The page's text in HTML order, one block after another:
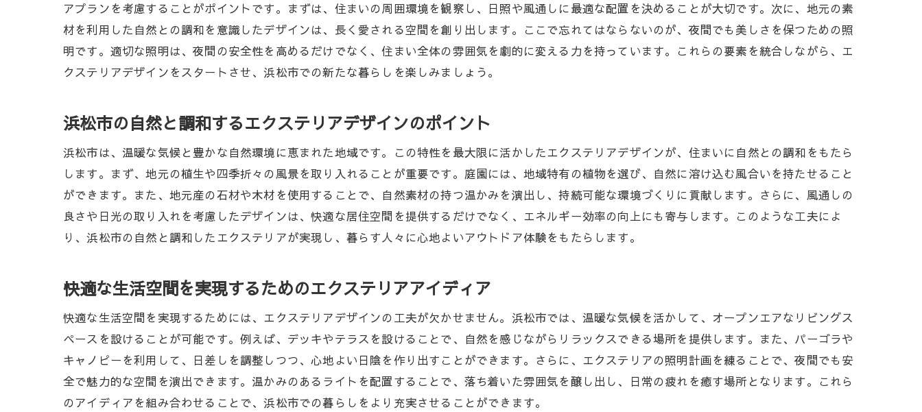
浜松市で注目のエクステリアスタイルとその魅力
浜松市で実現するエクステリアの最新トレンドとその効果
エクステリアの最新トレンドで得られる効果とは
最新技術を活かしたエクステリアデザインの利点
エクステリアトレンドが浜松市に与える影響
浜松市の生活を豊かにするエクステリアアイディア
エクステリアデザインが変える浜松市の日常風景
エクステリアが日常に与える変化とその理由
日常生活に溶け込むエクステリアの魅力
浜松市で実現するエクステリアのビジョン
エクステリアデザインがもたらす日常の変革
浜松市でのエクステリアデザインが生む理想の空間
浜松市での理想的なエクステリア空間の特徴
アプランを考慮することがポイントです。まずは、住まいの周囲環境を観察し、日照や風通しに最適な配置を決めることが大切です。次に、地元の素
材を利用した自然との調和を意識したデザインは、長く愛される空間を創り出します。ここで忘れてはならないのが、夜間でも美しさを保つための照
明です。適切な照明は、夜間の安全性を高めるだけでなく、住まい全体の雰囲気を劇的に変える力を持っています。これらの要素を統合しながら、エ
クステリアデザインをスタートさせ、浜松市での新たな暮らしを楽しみましょう。
浜松市の自然と調和するエクステリアデザインのポイント
浜松市は、温暖な気候と豊かな自然環境に恵まれた地域です。この特性を最大限に活かしたエクステリアデザインが、住まいに自然との調和をもたら
します。まず、地元の植生や四季折々の風景を取り入れることが重要です。庭園には、地域特有の植物を選び、自然に溶け込む風合いを持たせること
ができます。また、地元産の石材や木材を使用することで、自然素材の持つ温かみを演出し、持続可能な環境づくりに貢献します。さらに、風通しの
良さや日光の取り入れを考慮したデザインは、快適な居住空間を提供するだけでなく、エネルギー効率の向上にも寄与します。このような工夫によ
り、浜松市の自然と調和したエクステリアが実現し、暮らす人々に心地よいアウトドア体験をもたらします。
快適な生活空間を実現するためのエクステリアアイディア
快適な生活空間を実現するためには、エクステリアデザインの工夫が欠かせません。浜松市では、温暖な気候を活かして、オープンエアなリビングス
ペースを設けることが可能です。例えば、デッキやテラスを設けることで、自然を感じながらリラックスできる場所を提供します。また、パーゴラや
キャノピーを利用して、日差しを調整しつつ、心地よい日陰を作り出すことができます。さらに、エクステリアの照明計画を練ることで、夜間でも安
全で魅力的な空間を演出できます。温かみのあるライトを配置することで、落ち着いた雰囲気を醸し出し、日常の疲れを癒す場所となります。これら
のアイディアを組み合わせることで、浜松市での暮らしをより充実させることができます。